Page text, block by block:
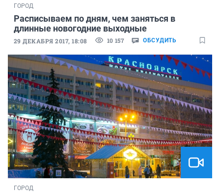
ГОРОД
Расписываем по дням, чем заняться в
длинные новогодние выходные
29 ДЕКАБРЯ 2017, 18:08 10 157 ОБСУДИТЬ
ГОРОД